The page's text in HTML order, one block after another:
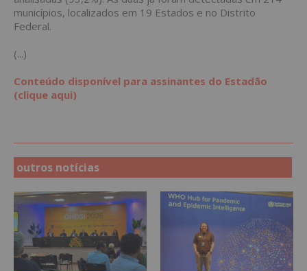
municípios, localizados em 19 Estados e no Distrito
Federal.
(...)
Conteúdo disponível para assinantes do Estadão
(clique aqui)
outros notícias